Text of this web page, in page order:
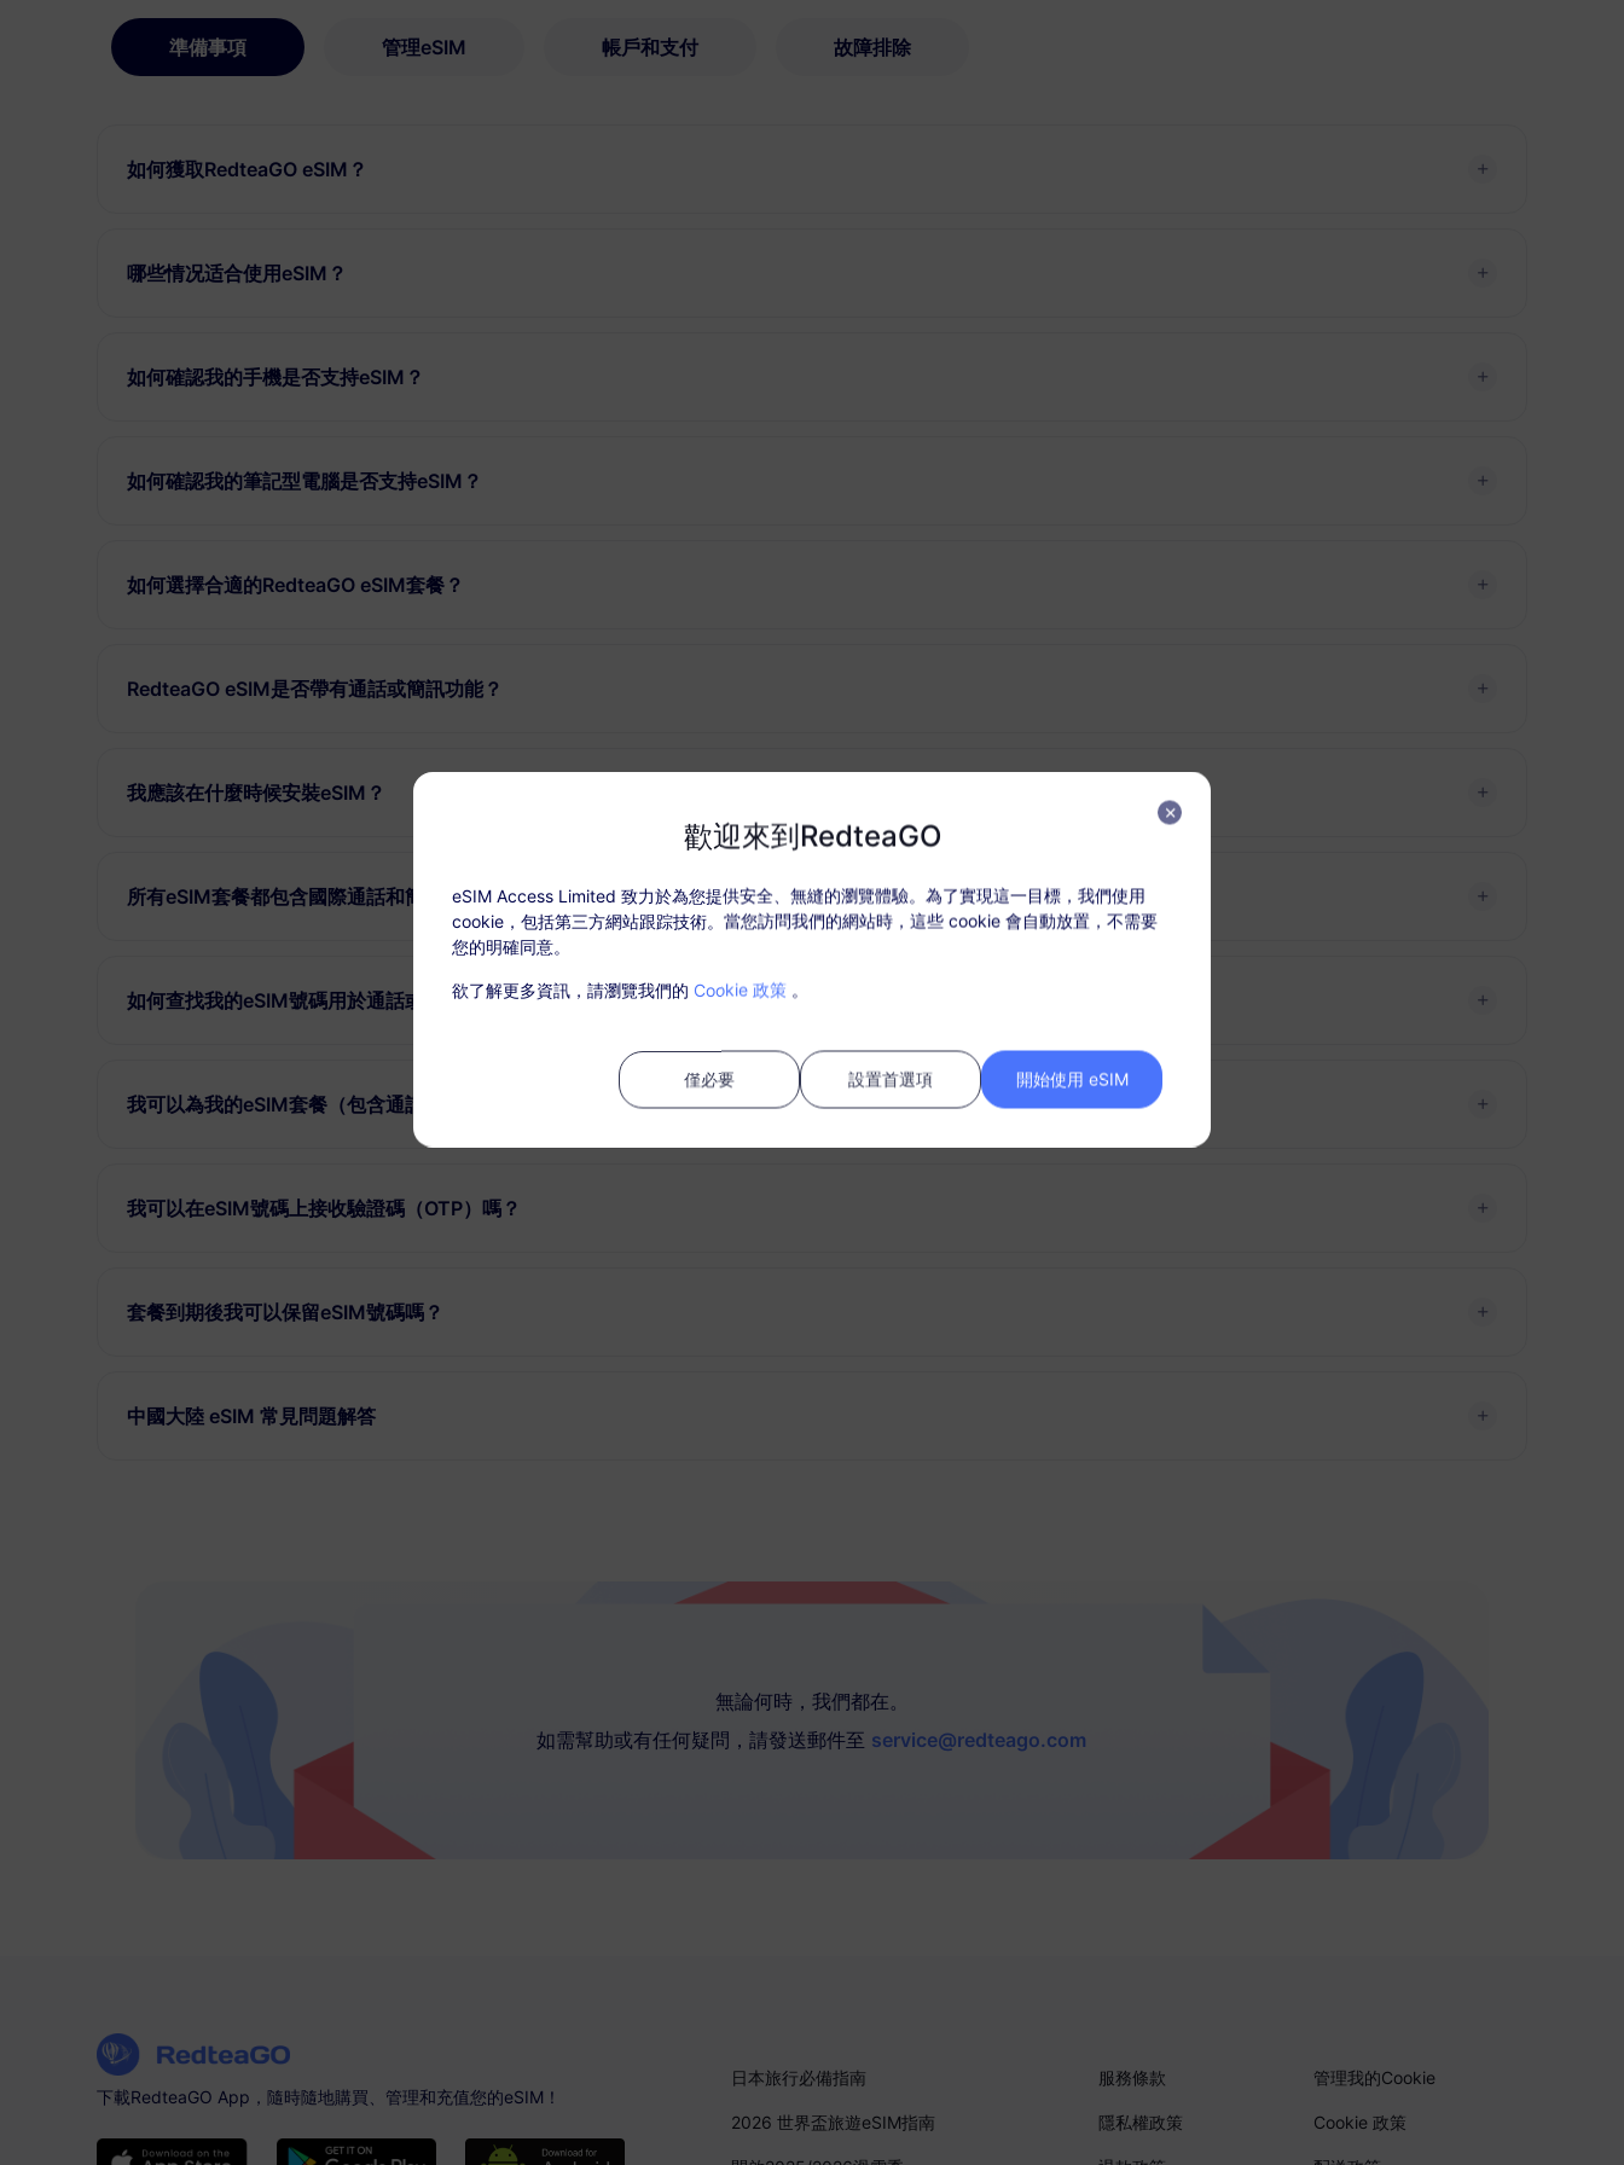
準備事項 管理eSIM 帳戶和支付 故障排除
如何獲取RedteaGO eSIM？
哪些情况适合使用eSIM？
如何確認我的手機是否支持eSIM？
如何確認我的筆記型電腦是否支持eSIM？
如何選擇合適的RedteaGO eSIM套餐？
RedteaGO eSIM是否帶有通話或簡訊功能？
我應該在什麼時候安裝eSIM？
所有eSIM套餐都包含國際通話和簡訊功能嗎？
如何查找我的eSIM號碼用於通話或發簡訊？
我可以為我的eSIM套餐（包含通話、簡訊和數據）充值嗎？
我可以在eSIM號碼上接收驗證碼（OTP）嗎？
套餐到期後我可以保留eSIM號碼嗎？
中國大陸 eSIM 常見問題解答
無論何時，我們都在。
如需幫助或有任何疑問，請發送郵件至 service@redteago.com
下載RedteaGO App，隨時隨地購買、管理和充值您的eSIM！
日本旅行必備指南 服務條款 管理我的Cookie
2026 世界盃旅遊eSIM指南 隱私權政策 Cookie 政策
歡迎來到RedteaGO
eSIM Access Limited 致力於為您提供安全、無縫的瀏覽體驗。為了實現這一目標，我們使用
cookie，包括第三方網站跟踪技術。當您訪問我們的網站時，這些 cookie 會自動放置，不需要
您的明確同意。
欲了解更多資訊，請瀏覽我們的 Cookie 政策 。
僅必要 設置首選項 開始使用 eSIM